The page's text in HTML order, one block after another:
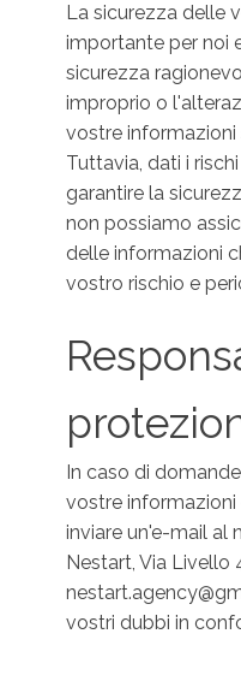
La sicurezza delle
importante per noi
sicurezza
improprio o
vostre
Tuttavia, dati i
garantire la
non possiamo
delle informazioni
vostro rischio e
In caso di
vostre
inviare un'e-mail al
Nestart, Via Livello
vostri dubbi in